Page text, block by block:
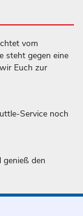
vom
steht gegen eine
Euch zur
Service noch
genieß den